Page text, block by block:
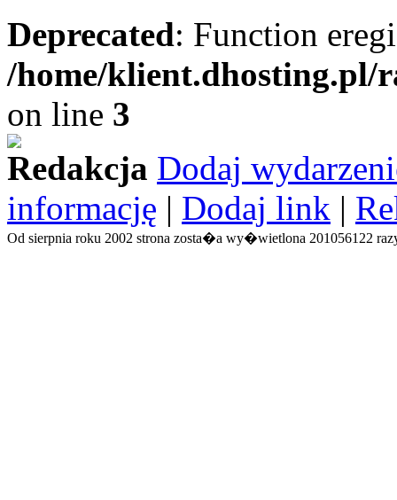
Deprecated: Function
/home/
on line 3
Redakcja Dodaj
informację | Dodaj link |
Od sierpnia roku 2002 strona zosta�a wy�wietlona 201056122